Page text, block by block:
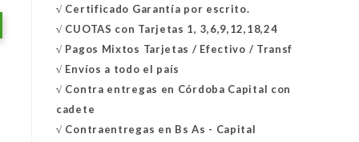
√ Certificado Garantía por escrito.
√ CUOTAS con Tarjetas 1, 3,6,9,12,18,24
√ Pagos Mixtos Tarjetas / Efectivo / Transf
√ Envíos a todo el país
√ Contra entregas en Córdoba Capital con
cadete
√ Contraentregas en Bs As - Capital